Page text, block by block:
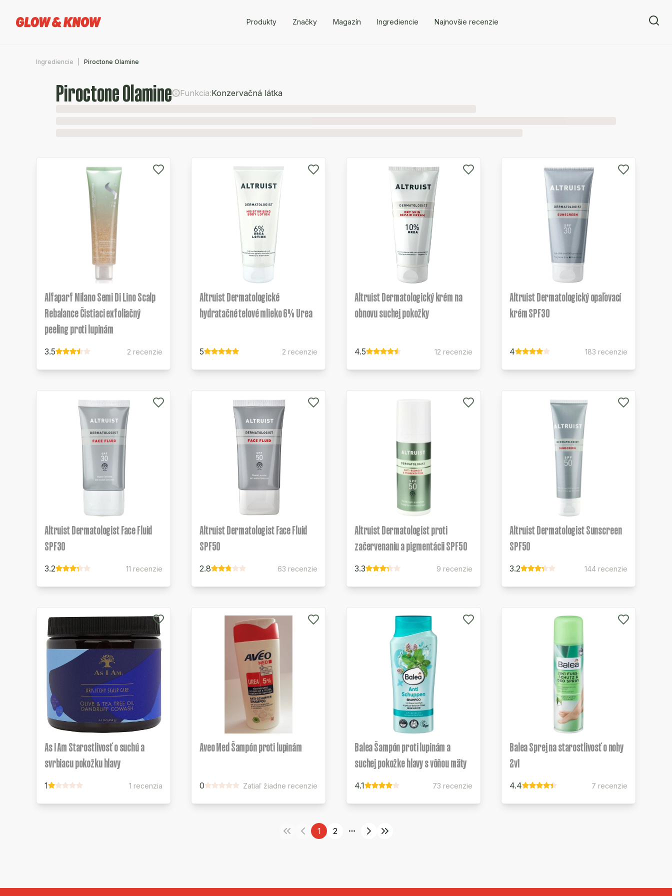
Produkty Značky Magazín Ingrediencie Najnovšie recenzie
Ingrediencie Piroctone Olamine
Piroctone Olamine Funkcia:Konzervačná látka
Alfaparf Milano Semi Di Lino Scalp
Rebalance Čistiaci exfoliačný
peeling proti lupinám
3.5 2 recenzie
Altruist Dermatologické
hydratačné telové mlieko 6% Urea
5 2 recenzie
Altruist Dermatologický krém na
obnovu suchej pokožky
4.5 12 recenzie
Altruist Dermatologický opaľovací
krém SPF30
4 183 recenzie
Altruist Dermatologist Face Fluid
SPF30
3.2 11 recenzie
Altruist Dermatologist Face Fluid
SPF50
2.8 63 recenzie
Altruist Dermatologist proti
začervenaniu a pigmentácii SPF50
3.3 9 recenzie
Altruist Dermatologist Sunscreen
SPF50
3.2 144 recenzie
As I Am Starostlivosť o suchú a
svrbiacu pokožku hlavy
1 1 recenzia
Aveo Med Šampón proti lupinám
0 Zatiaľ žiadne recenzie
Balea Šampón proti lupinám a
suchej pokožke hlavy s vôňou mäty
4.1 73 recenzie
Balea Sprej na starostlivosť o nohy
2v1
4.4 7 recenzie
1 2
More pages